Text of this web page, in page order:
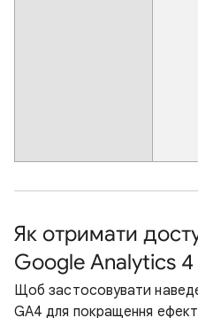
Як отримати
Google Analytics 4
Щоб застосовувати
GA4 для покращення